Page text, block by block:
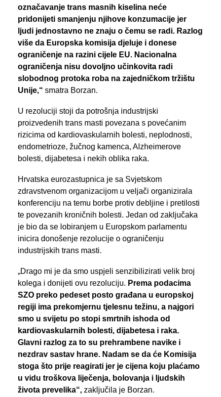
označavanje trans masnih kiselina neće
pridonijeti smanjenju njihove konzumacije jer
ljudi jednostavno ne znaju o čemu se radi. Razlog
više da Europska komisija djeluje i donese
ograničenje na razini cijele EU. Nacionalna
ograničenja nisu dovoljno učinkovita radi
slobodnog protoka roba na zajedničkom tržištu
Unije,“ smatra Borzan.
U rezoluciji stoji da potrošnja industrijski
proizvedenih trans masti povezana s povećanim
rizicima od kardiovaskularnih bolesti, neplodnosti,
endometrioze, žučnog kamenca, Alzheimerove
bolesti, dijabetesa i nekih oblika raka.
Hrvatska eurozastupnica je sa Svjetskom
zdravstvenom organizacijom u veljači organizirala
konferenciju na temu borbe protiv debljine i pretilosti
te povezanih kroničnih bolesti. Jedan od zaključaka
je bio da se lobiranjem u Europskom parlamentu
inicira donošenje rezolucije o ograničenju
industrijskih trans masti.
„Drago mi je da smo uspjeli senzibilizirati velik broj
kolega i donijeti ovu rezoluciju. Prema podacima
SZO preko pedeset posto građana u europskoj
regiji ima prekomjernu tjelesnu težinu, a najgori
smo u svijetu po stopi smrtnih ishoda od
kardiovaskularnih bolesti, dijabetesa i raka.
Glavni razlog za to su prehrambene navike i
nezdrav sastav hrane. Nadam se da će Komisija
stoga što prije reagirati jer je cijena koju plaćamo
u vidu troškova liječenja, bolovanja i ljudskih
života prevelika“, zaključila je Borzan.